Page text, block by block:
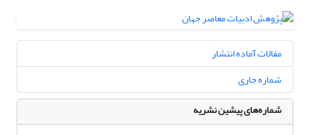
مقالات آماده انتشار
شماره جاری
شماره‌های پیشین نشریه